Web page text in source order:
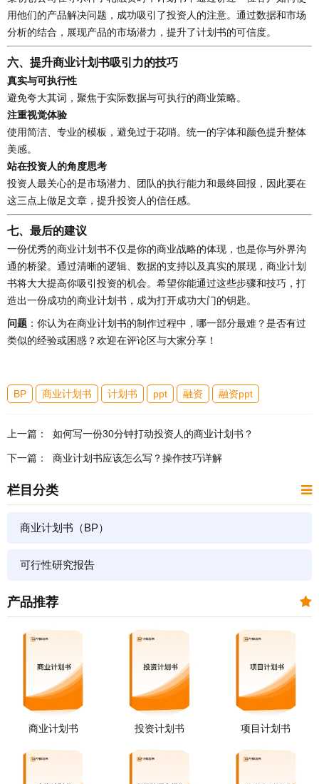
用他们的产品解决问题，成功吸引了投资人的注意。通过数据和市场
分析的结合，展现产品的市场潜力，提升了计划书的可信度。
六、提升商业计划书吸引力的技巧
真实与可执行性
避免夸大其词，聚焦于实际数据与可执行的商业策略。
注重视觉体验
使用简洁、专业的模板，避免过于花哨。统一的字体和颜色提升整体
美感。
站在投资人的角度思考
投资人最关心的是市场潜力、团队的执行能力和最终回报，因此要在
这三点上做足文章，提升投资人的信任感。
七、最后的建议
一份优秀的商业计划书不仅是你的商业战略的体现，也是你与外界沟
通的桥梁。通过清晰的逻辑、数据的支持以及真实的展现，商业计划
书将大大提高你吸引投资的机会。希望你能通过这些步骤和技巧，打
造出一份成功的商业计划书，成为打开成功大门的钥匙。
问题 ：你认为在商业计划书的制作过程中，哪一部分最难？是否有过
类似的经验或困惑？欢迎在评论区与大家分享！
BP 商业计划书 计划书 ppt 融资 融资ppt
上一篇： 如何写一份30分钟打动投资人的商业计划书？
下一篇： 商业计划书应该怎么写？操作技巧详解
栏目分类
商业计划书（BP）
可行性研究报告
产品推荐
商业计划书 投资计划书 项目计划书